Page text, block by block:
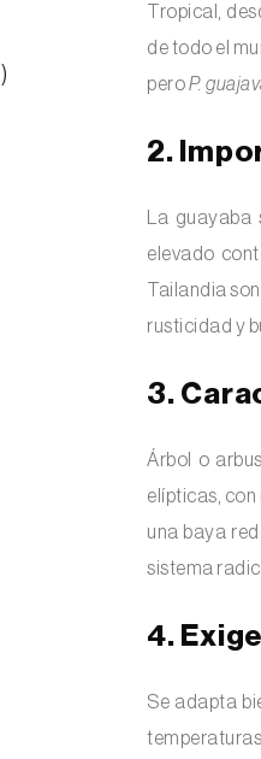
)
Tropical,
de todo el
peroP.
2.
La
elevado
Tailandia
rusticidad y
3.
Árbol o
elípticas,
una baya
sistema
4.
Se adapta